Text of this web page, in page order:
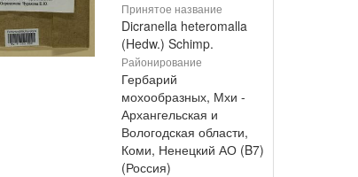
Принятое название
Dicranella heteromalla
(Hedw.) Schimp.
Районирование
Гербарий
мохообразных, Мхи -
Архангельская и
Вологодская области,
Коми, Ненецкий АО (B7)
(Россия)